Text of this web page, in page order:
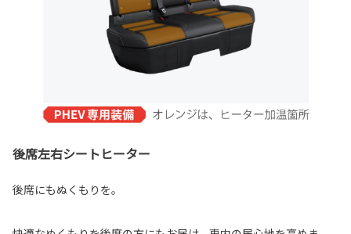
後席左右シートヒーター
後席にもぬくもりを。